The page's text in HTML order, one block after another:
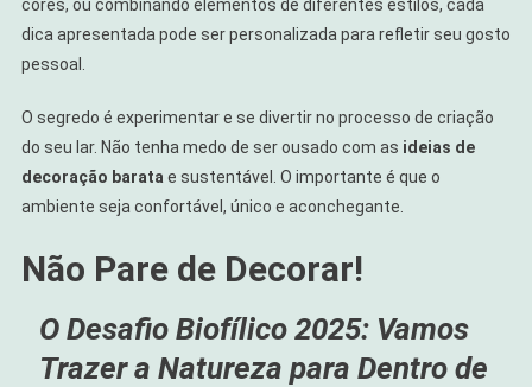
cores, ou combinando elementos de diferentes estilos, cada
dica apresentada pode ser personalizada para refletir seu gosto
pessoal.
O segredo é experimentar e se divertir no processo de criação
do seu lar. Não tenha medo de ser ousado com as ideias de
decoração barata e sustentável. O importante é que o
ambiente seja confortável, único e aconchegante.
Não Pare de Decorar!
O Desafio Biofílico 2025: Vamos
Trazer a Natureza para Dentro de